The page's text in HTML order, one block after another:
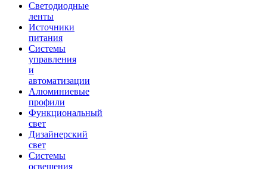
Светодиодные
ленты
Источники
питания
Системы
управления
и
автоматизации
Алюминиевые
профили
Функциональный
свет
Дизайнерский
свет
Системы
освещения